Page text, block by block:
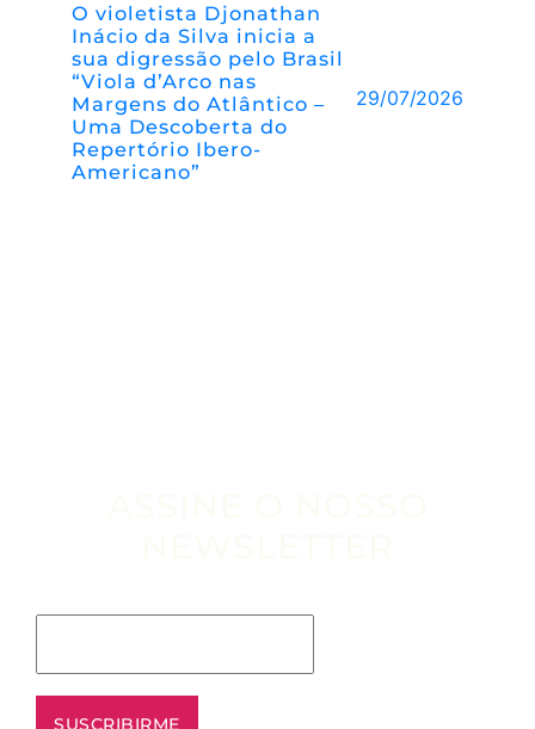
O violetista Djonathan
Inácio da Silva inicia a
sua digressão pelo Brasil
“Viola d’Arco nas
Margens do Atlântico –
Uma Descoberta do
Repertório Ibero-
Americano”
29/07/2026